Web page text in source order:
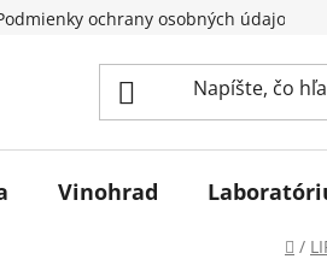
ochrany osobných údajov
Vinohrad
/